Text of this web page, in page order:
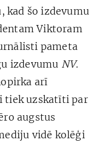
kad šo izdevumu
Viktoram
pameta
izdevumu NV.
arī
tiek uzskatīti par
augstus
vidē kolēģi